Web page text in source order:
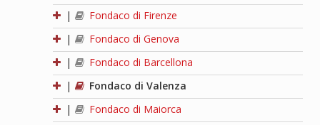
|
Fondaco di Firenze
|
Fondaco di Genova
|
Fondaco di Barcellona
|
Fondaco di Valenza
|
Fondaco di Maiorca